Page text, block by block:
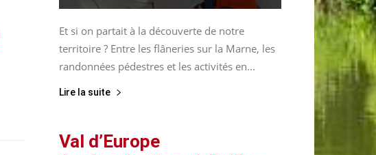
Et si on partait à la découverte de notre
territoire ? Entre les flâneries sur la Marne, les
randonnées pédestres et les activités en...
Lire la suite
Val d’Europe